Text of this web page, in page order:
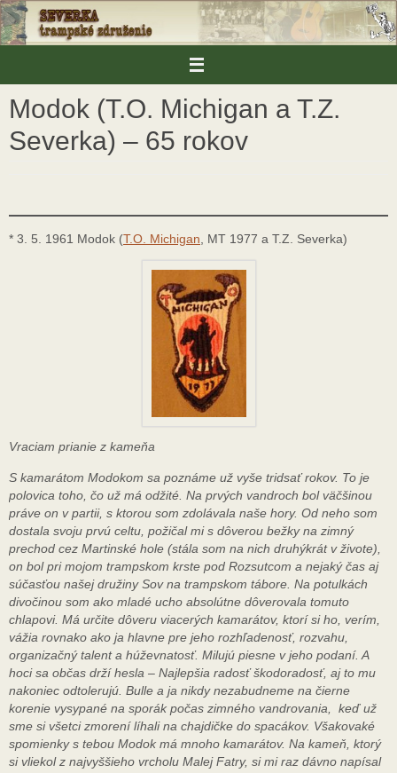
Skip
to
content
Modok (T.O. Michigan a T.Z.
Severka) – 65 rokov
* 3. 5. 1961 Modok (T.O. Michigan , MT 1977 a T.Z. Severka)
Vraciam prianie z kameňa
S kamarátom Modokom sa poznáme už vyše tridsať rokov. To je
polovica toho, čo už má odžité. Na prvých vandroch bol väčšinou
práve on v partii, s ktorou som zdolávala naše hory. Od neho som
dostala svoju prvú celtu, požičal mi s dôverou bežky na zimný
prechod cez Martinské hole (stála som na nich druhýkrát v živote),
on bol pri mojom trampskom krste pod Rozsutcom a nejaký čas aj
súčasťou našej družiny Sov na trampskom tábore. Na potulkách
divočinou som ako mladé ucho absolútne dôverovala tomuto
chlapovi. Má určite dôveru viacerých kamarátov, ktorí si ho, verím,
vážia rovnako ako ja hlavne pre jeho rozhľadenosť, rozvahu,
organizačný talent a húževnatosť. Milujú piesne v jeho podaní. A
hoci sa občas drží hesla – Najlepšia radosť škodoradosť, aj to mu
nakoniec odtolerujú. Bulle a ja nikdy nezabudneme na čierne
korenie vysypané na sporák počas zimného vandrovania, keď už
sme si všetci zmorení líhali na chajdičke do spacákov. Všakovaké
spomienky s tebou Modok má mnoho kamarátov. Na kameň, ktorý
si vliekol z najvyššieho vrcholu Malej Fatry, si mi raz dávno napísal